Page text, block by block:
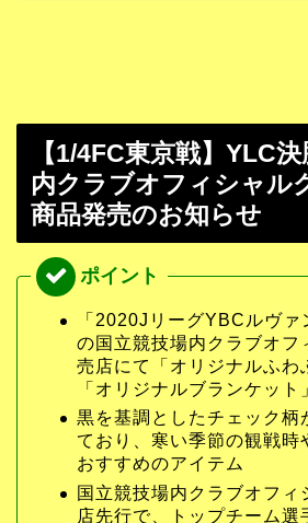
【1/4FC東京戦】YLC
内クラブオフィシャル
商品発売のお知らせ
「2020JリーグYBCルヴァ
の国立競技場内クラブオフ
売店にて「オリジナルふわ
「オリジナルブランケット
黒を基調としたチェック柄
ており、寒い季節の観戦時
おすすめのアイテム
国立競技場内クラブオフィ
店先行で、トップチーム選